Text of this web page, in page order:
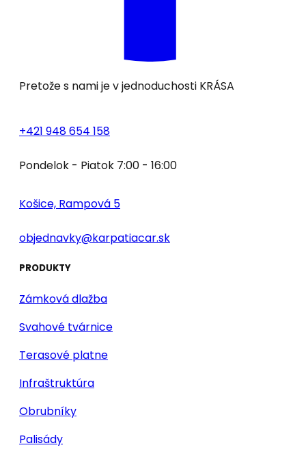
Pretože s nami je v jednoduchosti KRÁSA
+421 948 654 158
Pondelok - Piatok 7:00 - 16:00
Košice, Rampová 5
objednavky@karpatiacar.sk
PRODUKTY
Zámková dlažba
Svahové tvárnice
Terasové platne
Infraštruktúra
Obrubníky
Palisády